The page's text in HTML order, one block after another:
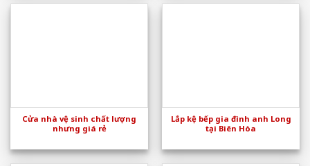
Cửa nhà vệ sinh chất lượng
nhưng giá rẻ
Lắp kệ bếp gia đình anh Long
tại Biên Hòa